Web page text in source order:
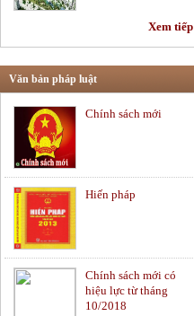
Soạn thảo hợp đồng
Tư vấn pháp luật lao
Tư vấn pháp luật
Chứng khoán và thị
trường vốn
Xem tiếp
Văn bản pháp luật
Chính sách mới
Hiến pháp
Chính sách mới có
hiệu lực từ tháng
10/2018